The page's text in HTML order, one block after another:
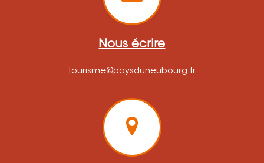
Nous écrire
tourisme@paysduneubourg.fr